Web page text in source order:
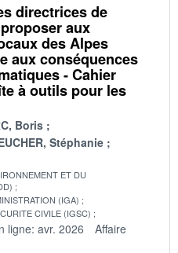
directrices de
aux
des Alpes
aux conséquences
- Cahier
à outils pour les
Boris
Stéphanie
ET DU
(IGA)
CIVILE (IGSC)
ligne: avr. 2026
Affaire